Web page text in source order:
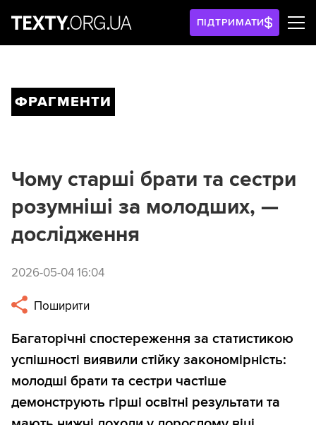
ПІДТРИМАТИ
ФРАГМЕНТИ
Чому старші брати та сестри
розумніші за молодших, —
дослідження
2026-05-04 16:04
Поширити
Багаторічні спостереження за статистикою
успішності виявили стійку закономірність:
молодші брати та сестри частіше
демонструють гірші освітні результати та